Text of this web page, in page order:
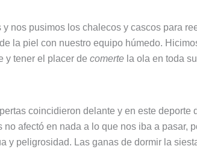
nos pusimos los chalecos y cascos para
la piel con nuestro equipo húmedo.
y tener el placer de comerte la ola en toda
coincidieron delante y en este
no afectó en nada a lo que nos iba a
y peligrosidad. Las ganas de dormir la